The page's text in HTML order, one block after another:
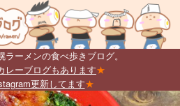
ーメンの食べ歩きブログ。
レーブログもあります★
更新してます★